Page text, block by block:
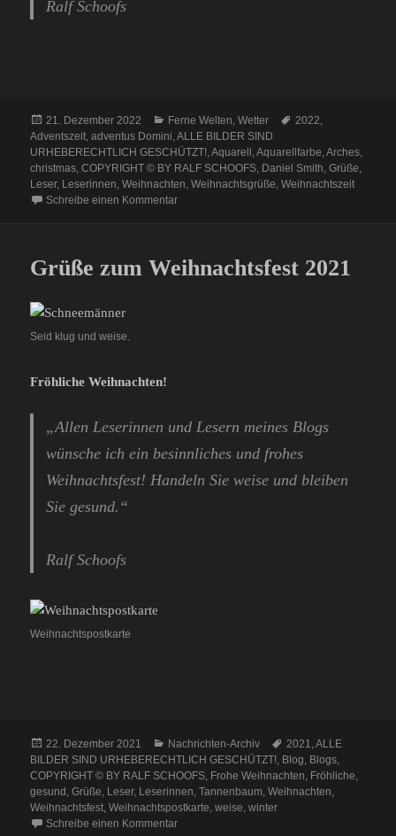
Ralf Schoofs
Veröffentlicht
am
21. Dezember 2022 Kategorien
Ferne Welten,Wetter Schlagwörter
2022,
Adventszeit,adventus Domini,ALLE BILDER SIND
URHEBERECHTLICH GESCHÜTZT!,Aquarell ,Aquarellfarbe,Arches,
christmas,COPYRIGHT © BY RALF SCHOOFS, Daniel Smith,Grüße,
Leser, Leserinnen,Weihnachten,Weihnachtsgrüße,Weihnachtszeit
Schreibe einen Kommentarzu Fröhliche Weihnachten 2022
Grüße zum Weihnachtsfest 2021
Seid klug und weise.
Fröhliche Weihnachten!
„Allen Leserinnen und Lesern meines Blogs
wünsche ich ein besinnliches und frohes
Weihnachtsfest! Handeln Sie weise und bleiben
Sie gesund.“
Ralf Schoofs
Weihnachtspostkarte
Veröffentlicht
am
22. Dezember 2021 Kategorien
Nachrichten-Archiv Schlagwörter
2021 ,ALLE
BILDER SIND URHEBERECHTLICH GESCHÜTZT! Blog Blogs
COPYRIGHT © BY RALF SCHOOFS Frohe Weihnachten Fröhliche
gesund ,Grüße Leser, Leserinnen ,Tannenbaum ,Weihnachten
Weihnachtsfest ,Weihnachtspostkarte ,weise ,winter
Schreibe einen Kommentarzu Grüße zum Weihnachtsfest 2021